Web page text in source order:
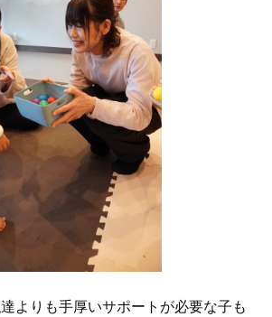
よりも手厚いサポートが必要な子も